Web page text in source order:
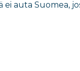
ei auta Suomea,